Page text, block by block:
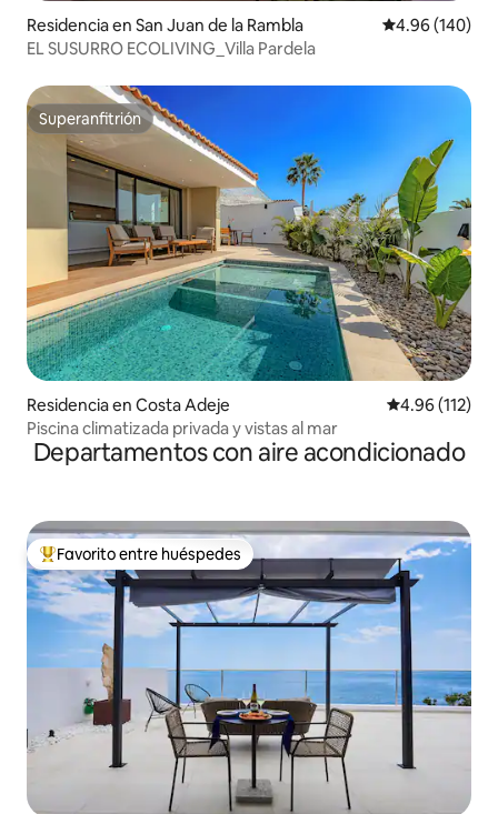
Residencia en San Juan de la Rambla Calificación
4.96 (140)
EL SUSURRO ECOLIVING_Villa Pardela
Superanfitrión
Superanfitrión
Residencia en Costa Adeje Calificación
4.96 (112)
Piscina climatizada privada y vistas al mar
Departamentos con aire acondicionado
De los mejores en Favorito entre huéspedes
Favorito entre huéspedes